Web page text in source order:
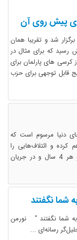
پیش روی آن
هنگام 2021 عراق در تاریخ 10 اکتبر برگزار شد و تقریبا همان
رسید که برای مثال در
کرسی های پارلمان برای
قابل توجهی برای حزب
دنیا مرسوم است که
کرده و ائتلاف‌هایی را
تشکیل دهند. این رسم در عراق نیز حاکم است و هر 4 سال و در جریان
شما نگفتند
به شما نگفتند " نورمن
رسانه‌ای ...